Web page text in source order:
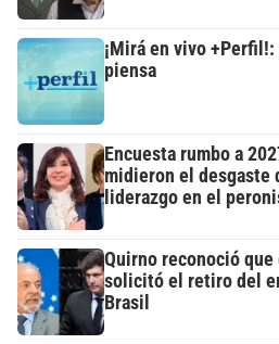
¡Mirá en vivo
piensa
Encuesta rumbo a
midieron el desgaste
liderazgo en el
Quirno reconoció
solicitó el retiro del
Brasil